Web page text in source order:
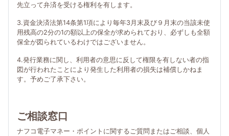
先立って弁済を受ける権利を有します。
3.資金決済法第14条第1項により毎年3月末及び９月末の当該未使
用残高の2分の1の額以上の保全が求められており、必ずしも全額
保全が図られているわけではございません。
4.発行業務に関し、利用者の意思に反して権限を有しない者の指
図が行われたことにより発生した利用者の損失は補償しかねま
す。予めご了承下さい。
ご相談窓口
ナフコ電子マネー・ポイントに関するご質問またはご相談、個人